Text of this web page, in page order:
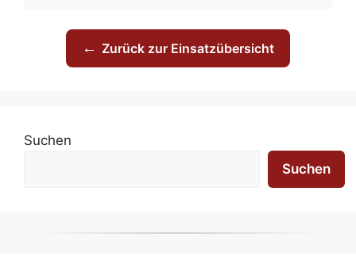
← Zurück zur Einsatzübersicht
Suchen
Suchen